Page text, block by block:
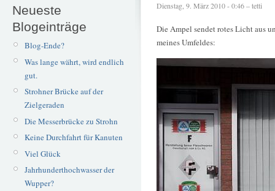
Neueste
Blogeinträge
Blog-Ende?
Was lange währt, wird endlich
gut.
Strohner Brücke auf der
Zielgeraden
Die Messerbrücke zu Strohn
Keine Durchfahrt für Kanuten
Viel Glück
Jahrhunderthochwasser der
Wupper?
Dienstag, 9. März 2010 - 0:46 – tetti
Die Ampel sendet rotes Licht aus
meines Umfeldes: